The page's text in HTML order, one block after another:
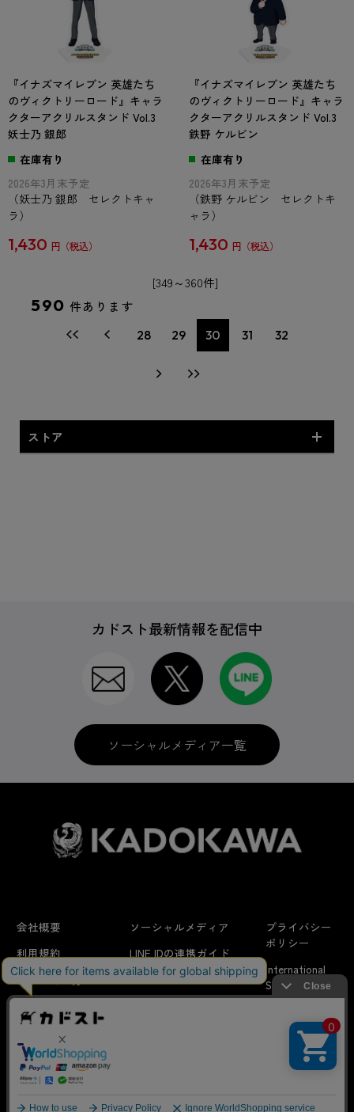
『イナズマイレブン 英雄たち
のヴィクトリーロード』キャラ
クターアクリルスタンド Vol.3
妖士乃 銀郎
在庫有り
2026年3月末予定
（妖士乃 銀郎 セレクトキャ
ラ）
1,430 円
『イナズマイレブン 英雄たち
のヴィクトリーロード』キャラ
クターアクリルスタンド Vol.3
鉄野 ケルビン
在庫有り
2026年3月末予定
（鉄野 ケルビン セレクトキ
ャラ）
1,430 円
[349～360件]
590 件あります
28 29 30 31 32
ストア
書籍(ライセンス商品)
グッズ(ライセンス商品)
『妖怪ウォッチ』
『イナズマイレブン』
『二ノ国』
『レイトン』
カドスト最新情報を配信中
ソーシャルメディア一覧
会社概要
利用規約
はじめての方へ
ソーシャルメディア
LINE IDの連携ガイド
FAQ
プライバシー
ポリシー
International
Shipping
リクエスト
当サイトでは利用体験の向上およびコンテンツの最適な提供、ト
ラフィックの分析を目的としてCookieを使用しています。
サイトの閲覧を継続された場合、Cookieの利用に同意したことも
のといたします。
詳細については
承諾する